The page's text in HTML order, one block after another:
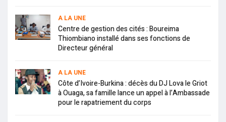
A LA UNE
Centre de gestion des cités : Boureima
Thiombiano installé dans ses fonctions de
Directeur général
A LA UNE
Côte d’Ivoire-Burkina : décès du DJ Lova le Griot
à Ouaga, sa famille lance un appel à l’Ambassade
pour le rapatriement du corps